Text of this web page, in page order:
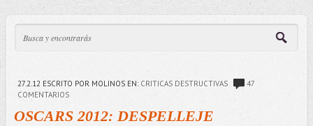
27.2.12 ESCRITO POR MOLINOS EN: CRITICAS DESTRUCTIVAS
47
COMENTARIOS
OSCARS 2012: DESPELLEJE